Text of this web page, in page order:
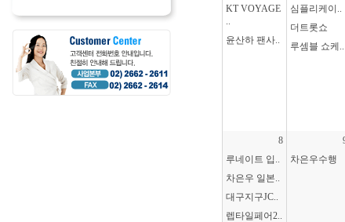
KT VOYAGE
..
윤산하 팬사..
심플리케이..
더트롯쇼
루셈블 쇼케..
8
루네이트 입..
차은우 일본..
대구지구JC..
렙타일페어2..
차은우수행